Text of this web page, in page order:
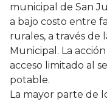
municipal de San
a bajo costo entre
rurales, a través de
Municipal. La
acceso limitado al
potable.
La mayor parte de